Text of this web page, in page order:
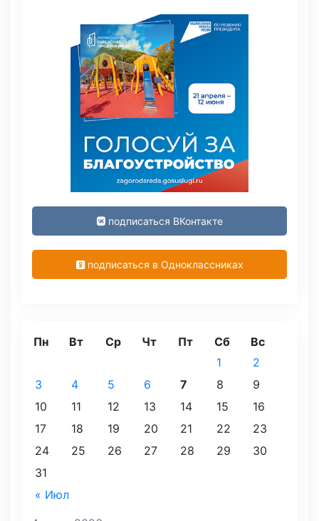
подписаться ВКонтакте
подписаться в Одноклассниках
Пн Вт Ср Чт Пт Сб Вс
« Июл
1
2
3
4 5 6 7 8
9
10
11 12 13 14 15
16
17
18 19 20 21 22
23
24
25 26 27 28 29
30
31